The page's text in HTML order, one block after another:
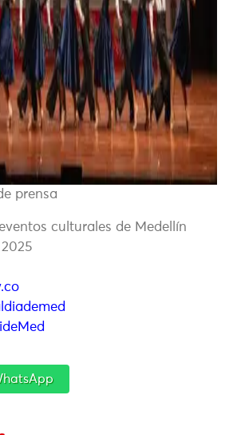
prensa
culturales de Medellín